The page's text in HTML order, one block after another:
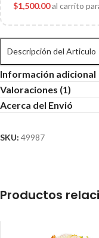
$1,500.00al carrito
Descripción del Articulo
Información adicional
Valoraciones (1)
Acerca del Envió
SKU: 49987
Productos